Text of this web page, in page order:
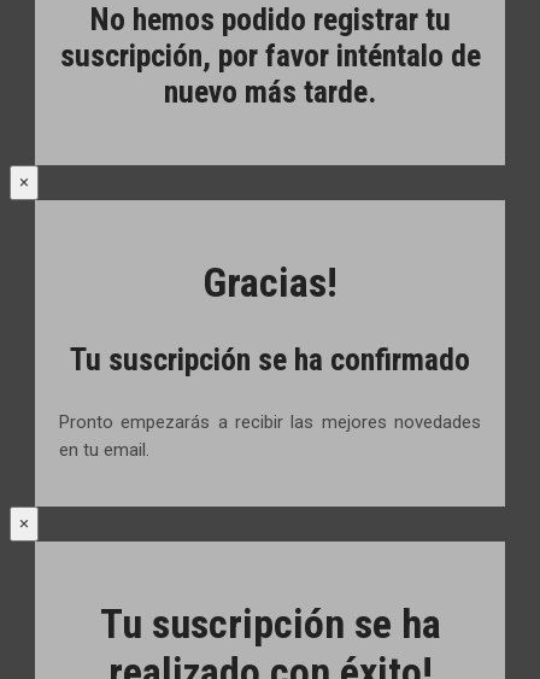
No hemos podido registrar tu
suscripción, por favor inténtalo de
nuevo más tarde.
×
Gracias!
Tu suscripción se ha confirmado
Pronto empezarás a recibir las mejores novedades
en tu email.
×
Tu suscripción se ha